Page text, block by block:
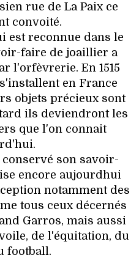
MARQUES
LOISIRS
rue de La Paix ce
convoité.
est reconnue dans le
faire de joaillier a
l'orfèvrerie. En 1515
en France
objets précieux sont
ils deviendront les
que l'on connait
son savoir-
encore aujourdhui
notamment des
tous ceux décernés
Garros, mais aussi
de l'équitation, du
football.